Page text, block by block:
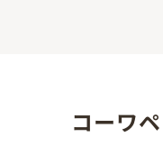
コーワ